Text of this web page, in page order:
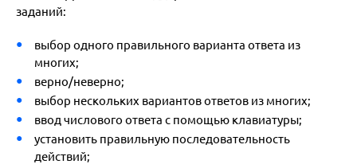
заданий:
выбор одного правильного варианта ответа из
многих;
верно/неверно;
выбор нескольких вариантов ответов из многих;
ввод числового ответа с помощью клавиатуры;
установить правильную последовательность
действий;